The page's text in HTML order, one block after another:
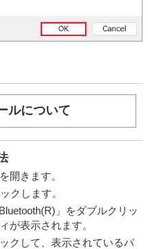
ースソフトウェアのソースコ
またはその他VAIO
ださい。
には、それぞれのオープン
指定されているライセンス
コンパイル等のソースコー
いものとします。
れ1つの製品として、本製品
れています。お客さまは、
ト等で定める場合を除き、許
その構成部分を許諾ソフト
いものとします。
ルについて
開きます。
クします。
」をダブルクリッ
が表示されます。
クして、表示されているバ